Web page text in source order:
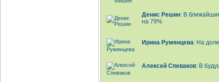
Денис Решин: В
на 79%
Ирина Румянцева: На
Алексей Спеваков: В